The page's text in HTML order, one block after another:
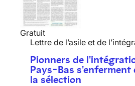
Gratuit
Lettre de l’asile et de
Pionners de
Pays-Bas s'enferment
la sélection